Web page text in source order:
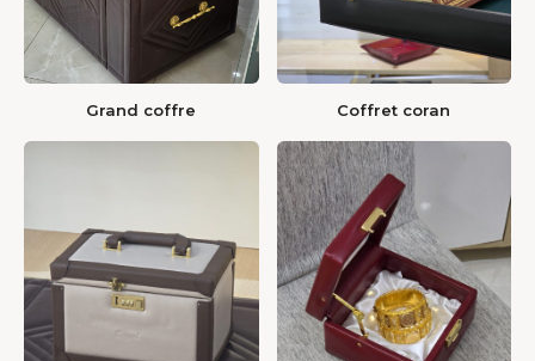
Grand coffre Coffret coran